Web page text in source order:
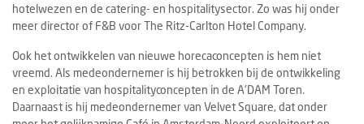
hotelwezen en de catering- en hospitalitysector. Zo was hij onder
meer director of F&B voor The Ritz-Carlton Hotel Company.
Ook het ontwikkelen van nieuwe horecaconcepten is hem niet
vreemd. Als medeondernemer is hij betrokken bij de ontwikkeling
en exploitatie van hospitalityconcepten in de A'DAM Toren.
Daarnaast is hij medeondernemer van Velvet Square, dat onder